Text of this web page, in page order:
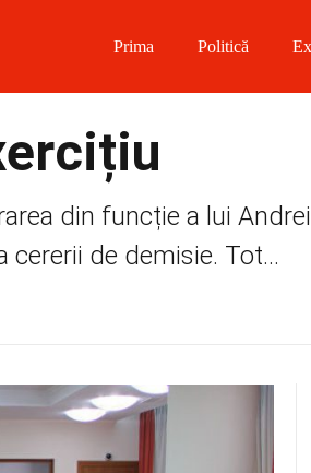
Prima Politică
din funcție a lui
cererii de demisie. Tot...